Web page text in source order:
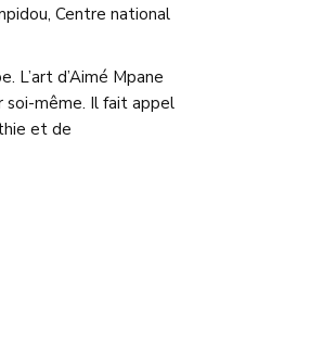
Centre national
L’art d’Aimé Mpane
soi-même. Il fait appel
et de